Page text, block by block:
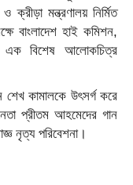
ওক্রীড়া মন্ত্রণালয় নির্মিত
বাংলাদেশ হাই কমিশন,
এক বিশেষআলোকচিত্র
শেখ কামালকে উৎসর্গ করে
প্রীতম আহমেদের গান
নৃত্য পরিবেশনা।